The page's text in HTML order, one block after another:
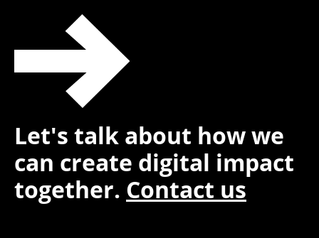
Let's talk about how we
can create digital impact
together. Contact us